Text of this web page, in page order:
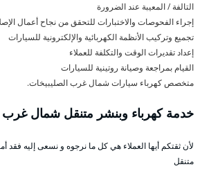
التالفة / المعيبة عند الضرورة
إجراء الفحوصات والاختبارات للتحقق من نجاح أعمال
تجميع وتركيب الأنظمة الكهربائية والإلكترونية للسيارات
إعداد تقديرات الوقت والتكلفة للعملاء
القيام بمراجعة وصيانة روتينية للسيارات
متخصص كهرباء سيارات شمال غرب الصليبيخات.
خدمة كهرباء وبنشر متنقل شمال غرب
لأن ثقتكم أيها العملاء هي كل ما نرجوه و نسعى إليه فقد
متنقل